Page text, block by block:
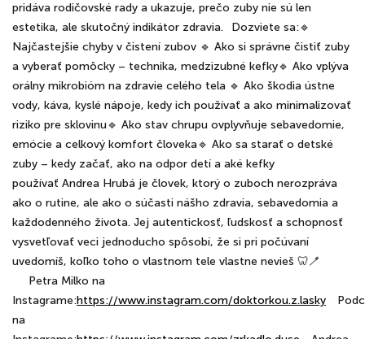
pridáva rodičovské rady a ukazuje, prečo zuby nie sú len
estetika, ale skutočný indikátor zdravia.⠀Dozviete sa:🔹
Najčastejšie chyby v čistení zubov 🔹 Ako si správne čistiť zuby
a vyberať pomôcky – technika, medzizubné kefky🔹 Ako vplýva
orálny mikrobióm na zdravie celého tela 🔹 Ako škodia ústne
vody, káva, kyslé nápoje, kedy ich používať a ako minimalizovať
riziko pre sklovinu🔹 Ako stav chrupu ovplyvňuje sebavedomie,
emócie a celkový komfort človeka🔹 Ako sa starať o detské
zuby – kedy začať, ako na odpor detí a aké kefky
používať Andrea Hrubá je človek, ktorý o zuboch nerozpráva
ako o rutine, ale ako o súčasti nášho zdravia, sebavedomia a
každodenného života. Jej autentickosť, ľudskosť a schopnosť
vysvetľovať veci jednoducho spôsobí, že si pri počúvaní
uvedomíš, koľko toho o vlastnom tele vlastne nevieš 🦷🪥
⠀⠀Petra Milko na
Instagrame:https://www.instagram.com/doktorkou.z.lasky
na